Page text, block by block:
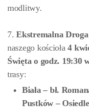
modlitwy.
7.Ekstremalna
naszego kościoła4
Święta o godz. 19:30
trasy:
Biała – bł.
Pustków –